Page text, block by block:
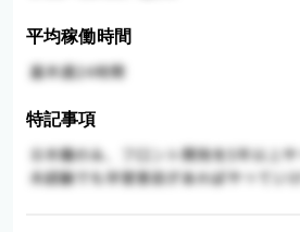
平均稼働時間
特記事項